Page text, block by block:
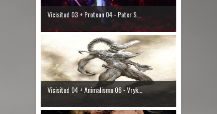
Vicisitud 03 + Protean 04 - Pater S...
Vicisitud 04 + Animalismo 06 - Vryk...